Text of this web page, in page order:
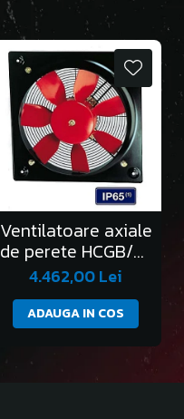
Ventilatoare axiale
de perete HCGB/2-
315/L
4.462,00 Lei
ADAUGA IN COS